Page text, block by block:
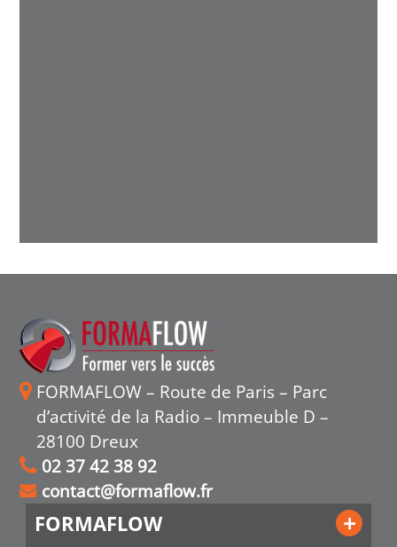
FORMAFLOW – Route de Paris – Parc
d’activité de la Radio – Immeuble D –
28100 Dreux
02 37 42 38 92
contact@formaflow.fr
FORMAFLOW